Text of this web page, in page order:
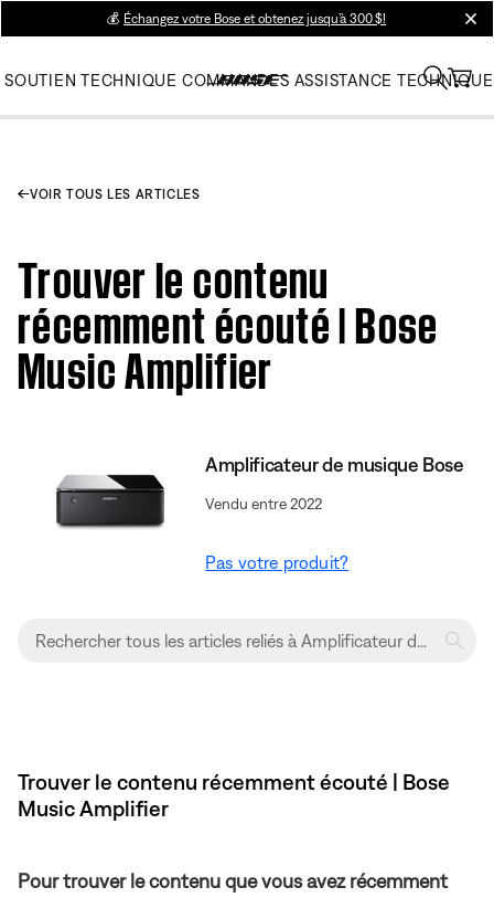
💰 Échangez votre Bose et obtenez jusqu’à 300 $!
SOUTIEN TECHNIQUE COMMANDES ASSISTANCE TECHNIQUE
VOIR TOUS LES ARTICLES
Trouver le contenu
récemment écouté | Bose
Music Amplifier
Amplificateur de musique Bose
Vendu entre 2022
Pas votre produit?
Trouver le contenu récemment écouté | Bose
Music Amplifier
Pour trouver le contenu que vous avez récemment